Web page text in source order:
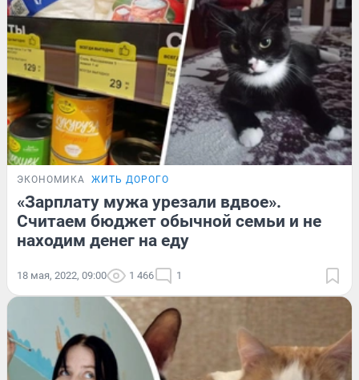
ЭКОНОМИКА ЖИТЬ ДОРОГО
«Зарплату мужа урезали вдвое».
Считаем бюджет обычной семьи и не
находим денег на еду
18 мая, 2022, 09:00 1 466 1